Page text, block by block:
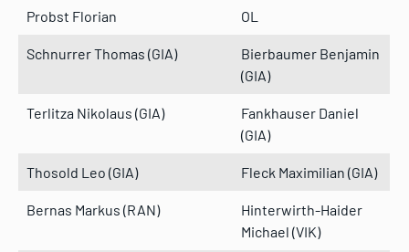
Probst Florian OL
Schnurrer Thomas (GIA)
Bierbaumer Benjamin
(GIA)
Terlitza Nikolaus (GIA)
Fankhauser Daniel
(GIA)
Thosold Leo (GIA) Fleck Maximilian (GIA)
Bernas Markus (RAN)
Hinterwirth-Haider
Michael (VIK)